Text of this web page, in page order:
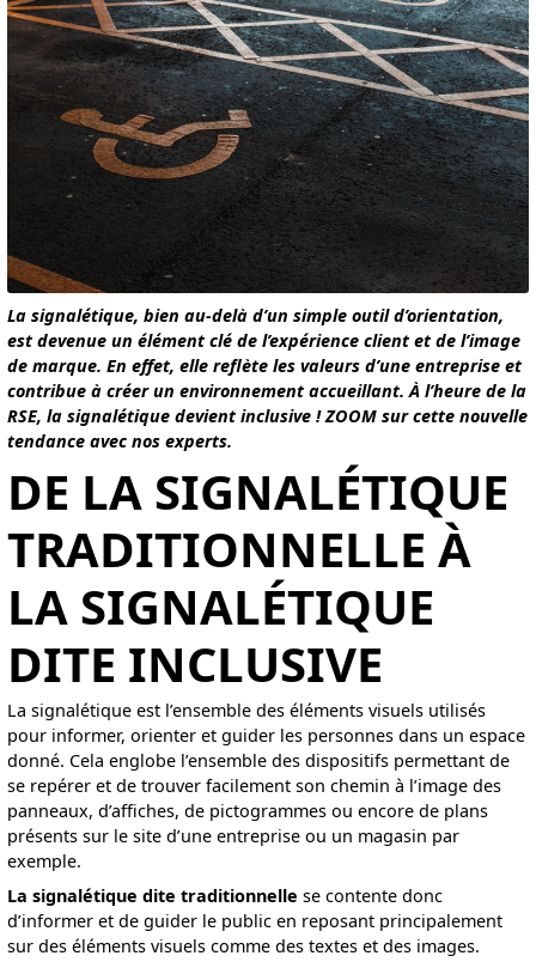
La signalétique, bien au-delà d’un simple outil d’orientation,
est devenue un élément clé de l’expérience client et de l’image
de marque. En effet, elle reflète les valeurs d’une entreprise et
contribue à créer un environnement accueillant. À l’heure de la
RSE, la signalétique devient inclusive ! ZOOM sur cette nouvelle
tendance avec nos experts.
DE LA SIGNALÉTIQUE
TRADITIONNELLE À
LA SIGNALÉTIQUE
DITE INCLUSIVE
La signalétique est l’ensemble des éléments visuels utilisés
pour informer, orienter et guider les personnes dans un espace
donné. Cela englobe l’ensemble des dispositifs permettant de
se repérer et de trouver facilement son chemin à l’image des
panneaux, d’affiches, de pictogrammes ou encore de plans
présents sur le site d’une entreprise ou un magasin par
exemple.
La signalétique dite traditionnelle se contente donc
d’informer et de guider le public en reposant principalement
sur des éléments visuels comme des textes et des images.